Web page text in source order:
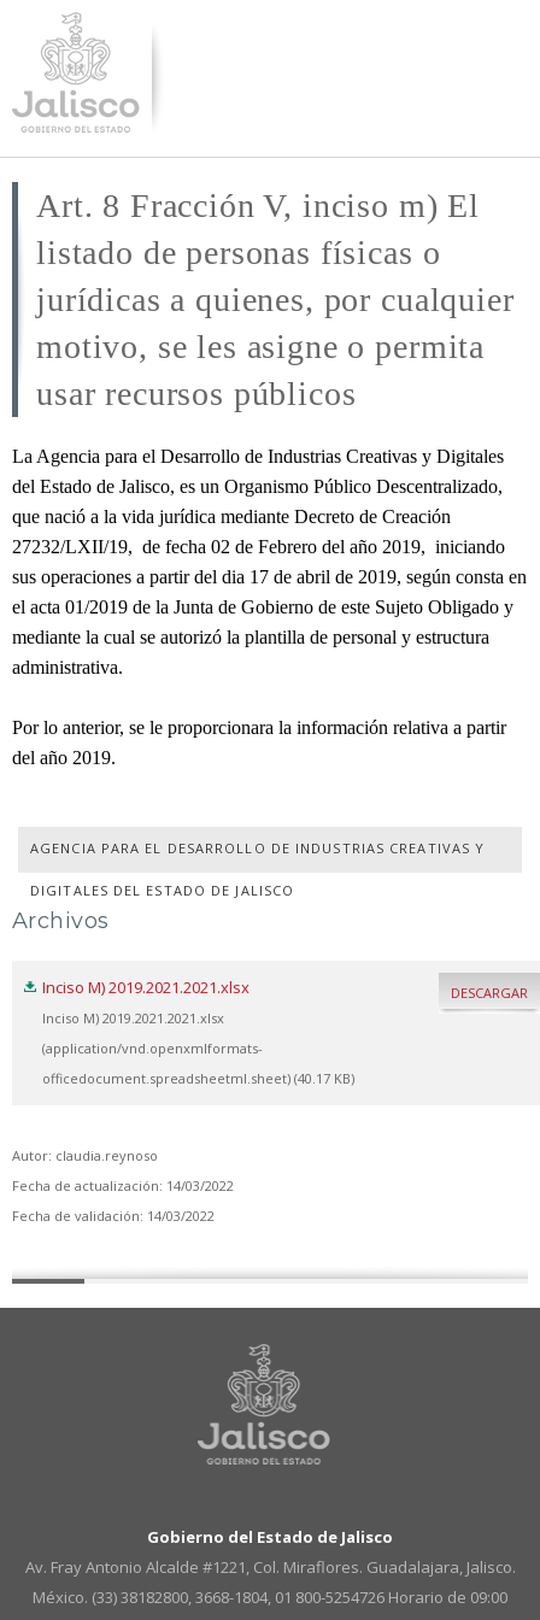
Art. 8 Fracción V, inciso m) El
listado de personas físicas o
jurídicas a quienes, por cualquier
motivo, se les asigne o permita
usar recursos públicos
La Agencia para el Desarrollo de Industrias Creativas y Digitales
del Estado de Jalisco, es un Organismo Público Descentralizado,
que nació a la vida jurídica mediante Decreto de Creación
27232/LXII/19, de fecha 02 de Febrero del año 2019, iniciando
sus operaciones a partir del dia 17 de abril de 2019, según consta en
el acta 01/2019 de la Junta de Gobierno de este Sujeto Obligado y
mediante la cual se autorizó la plantilla de personal y estructura
administrativa.
Por lo anterior, se le proporcionara la información relativa a partir
del año 2019.
AGENCIA PARA EL DESARROLLO DE INDUSTRIAS CREATIVAS Y
DIGITALES DEL ESTADO DE JALISCO
Archivos
Inciso M) 2019.2021.2021.xlsx
Inciso M) 2019.2021.2021.xlsx
(application/vnd.openxmlformats-
officedocument.spreadsheetml.sheet) (40.17 KB)
DESCARGAR
Autor: claudia.reynoso
Fecha de actualización: 14/03/2022
Fecha de validación: 14/03/2022
Gobierno del Estado de Jalisco
Av. Fray Antonio Alcalde #1221, Col. Miraflores. Guadalajara, Jalisco.
México. (33) 38182800, 3668-1804, 01 800-5254726 Horario de 09:00